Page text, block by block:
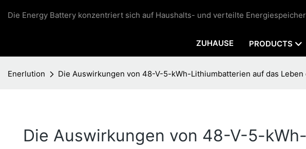
Die Energy Battery konzentriert sich auf Haushalts- und verteilte
ZUHAUSE PRODUCTS
Enerlution Die Auswirkungen von 48-V-5-kWh-Lithiumbatterien auf das
Die Auswirkungen von 48-V-5-